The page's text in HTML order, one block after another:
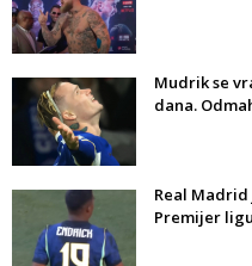
Mudrik se
dana.
Real
Premijer